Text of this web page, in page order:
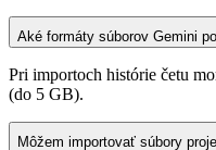
Aké formáty súborov Gemini
Pri importoch histórie četu
(do 5 GB).
Môžem importovať súbory